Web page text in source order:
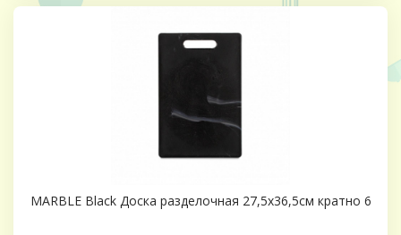
MARBLE Black Доска разделочная 27,5х36,5см кратно 6